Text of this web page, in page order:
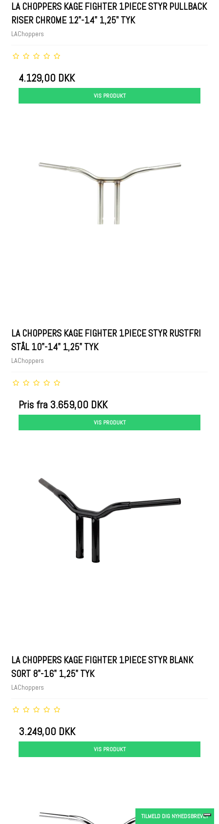
LA CHOPPERS KAGE FIGHTER 1PIECE STYR PULLBACK
RISER CHROME 12"-14" 1,25" TYK
LAChoppers
4.129,00 DKK
VIS PRODUKT
LA CHOPPERS KAGE FIGHTER 1PIECE STYR RUSTFRI
STÅL 10"-14" 1,25" TYK
LAChoppers
Pris fra 3.659,00 DKK
VIS PRODUKT
LA CHOPPERS KAGE FIGHTER 1PIECE STYR BLANK
SORT 8"-16" 1,25" TYK
LAChoppers
3.249,00 DKK
VIS PRODUKT
TILMELD DIG NYHEDSBREVET